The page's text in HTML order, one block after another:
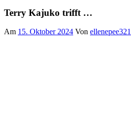
Terry Kajuko trifft …
Am 15. Oktober 2024 Von ellenepee321